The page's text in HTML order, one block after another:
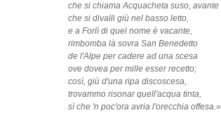
che si chiama Acquacheta suso, avante
che si divalli giù nel basso letto,
e a Forlì di quel nome è vacante,
rimbomba là sovra San Benedetto
de l'Alpe per cadere ad una scesa
ove dovea per mille esser recetto;
così, giù d'una ripa discoscesa,
trovammo risonar quell'acqua tinta,
sì che 'n poc'ora avria l'orecchia offesa.»